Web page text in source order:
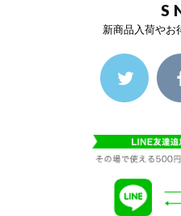
新商品入荷やお